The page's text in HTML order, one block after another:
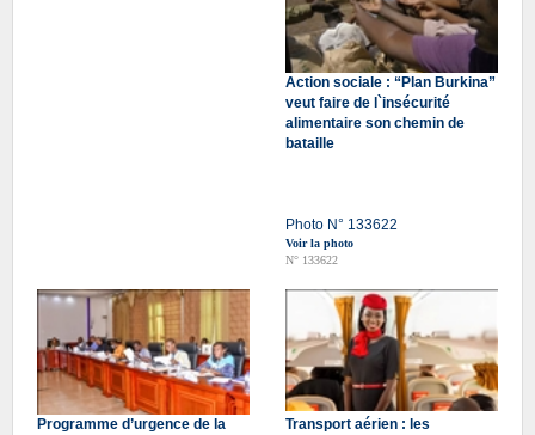
Action sociale : “Plan Burkina”
veut faire de l`insécurité
alimentaire son chemin de
bataille
Photo N° 133622
Voir la photo
N° 133622
Programme d’urgence de la
Transport aérien : les